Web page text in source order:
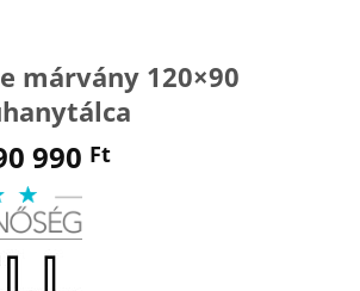
márvány 120×90
Ft.
990 FtCurrent